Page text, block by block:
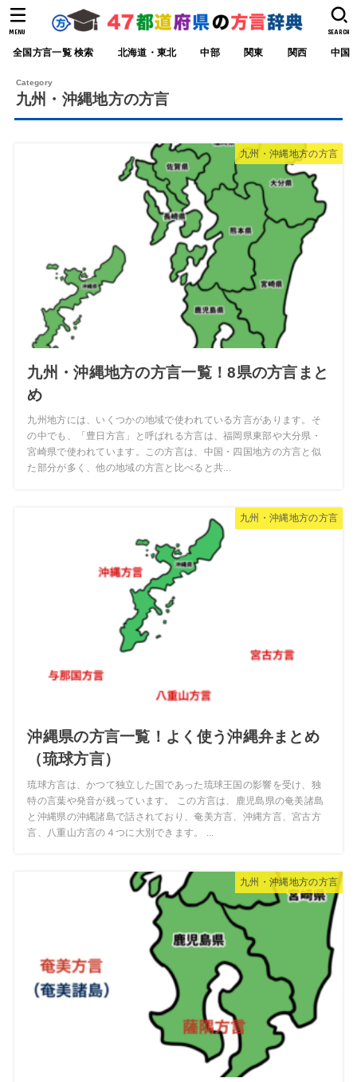
全国方言一覧 検索 北海道・東北 中部 関東 関西 中国
SEARCH
MENU
九州・沖縄地方の方言
九州・沖縄地方の方言
九州・沖縄地方の方言一覧！8県の方言まと
め
九州地方には、いくつかの地域で使われている方言があります。そ
の中でも、「豊日方言」と呼ばれる方言は、福岡県東部や大分県・
宮崎県で使われています。この方言は、中国・四国地方の方言と似
た部分が多く、他の地域の方言と比べると共...
九州・沖縄地方の方言
沖縄県の方言一覧！よく使う沖縄弁まとめ
（琉球方言）
琉球方言は、かつて独立した国であった琉球王国の影響を受け、独
特の言葉や発音が残っています。 この方言は、鹿児島県の奄美諸島
と沖縄県の沖縄諸島で話されており、奄美方言、沖縄方言、宮古方
言、八重山方言の４つに大別できます。 ...
九州・沖縄地方の方言